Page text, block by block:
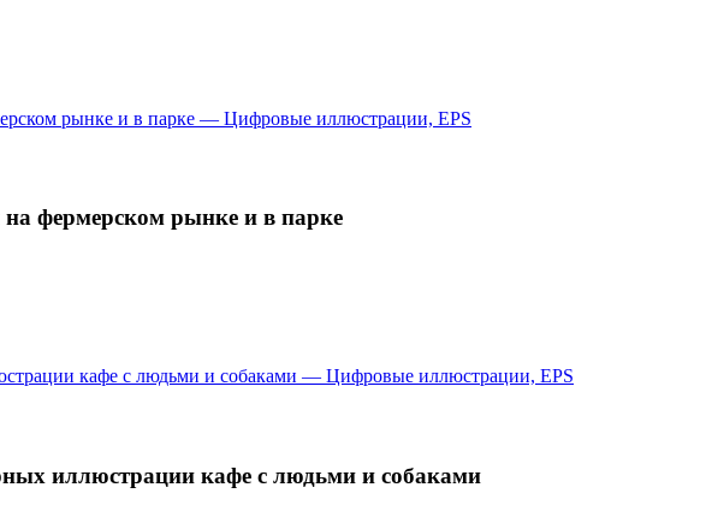
фермерском рынке и в парке
иллюстрации кафе с людьми и собаками